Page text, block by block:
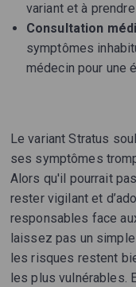
variant et à
Consultation
symptômes
médecin pour une
Le variant Stratus
ses symptômes
Alors qu'il pourrait
rester vigilant et
responsables face
laissez pas un
les risques restent
les plus vulnérables.